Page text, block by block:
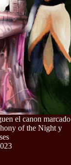
el canon marcado
of the Night y